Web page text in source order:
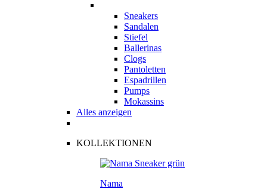
Sneakers
Sandalen
Stiefel
Ballerinas
Clogs
Pantoletten
Espadrillen
Pumps
Mokassins
Alles anzeigen
KOLLEKTIONEN
Nama